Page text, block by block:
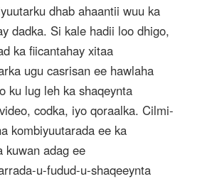
dhab ahaantii wuu ka
dadka. Si kale hadii loo dhigo,
ka fiicantahay xitaa
ugu casrisan ee hawlaha
ku lug leh ka shaqeynta
codka, iyo qoraalka. Cilmi-
kombiyuutarada ee ka
kuwan adag ee
u-fudud-u-shaqeeynta